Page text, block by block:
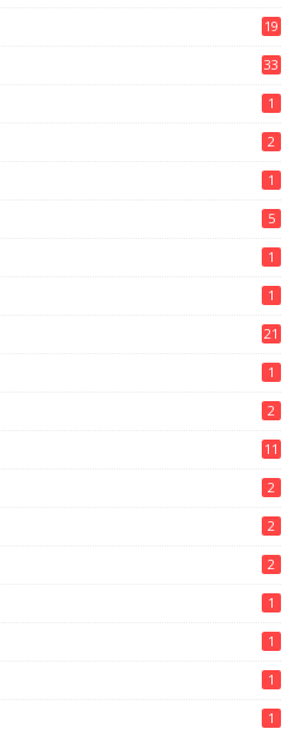
19
33
1
2
1
5
1
1
21
1
2
11
2
2
2
1
1
1
1